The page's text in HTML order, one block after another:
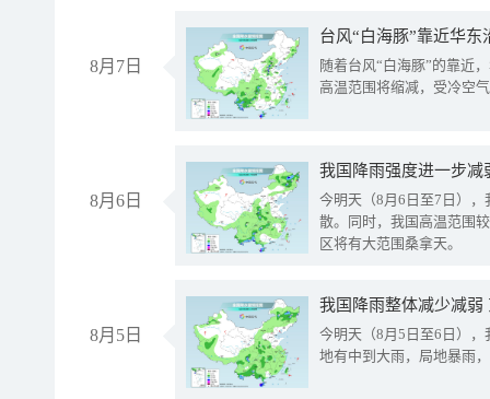
8月7日
台风“白海豚”靠近华
随着台风“白海豚”的靠近
高温范围将缩减，受冷空
8月6日
今明天（8月6日至7日）
散。同时，我国高温范围
区将有大范围桑拿天。
8月5日
我国降雨整体减少减弱
今明天（8月5日至6日）
地有中到大雨，局地暴雨